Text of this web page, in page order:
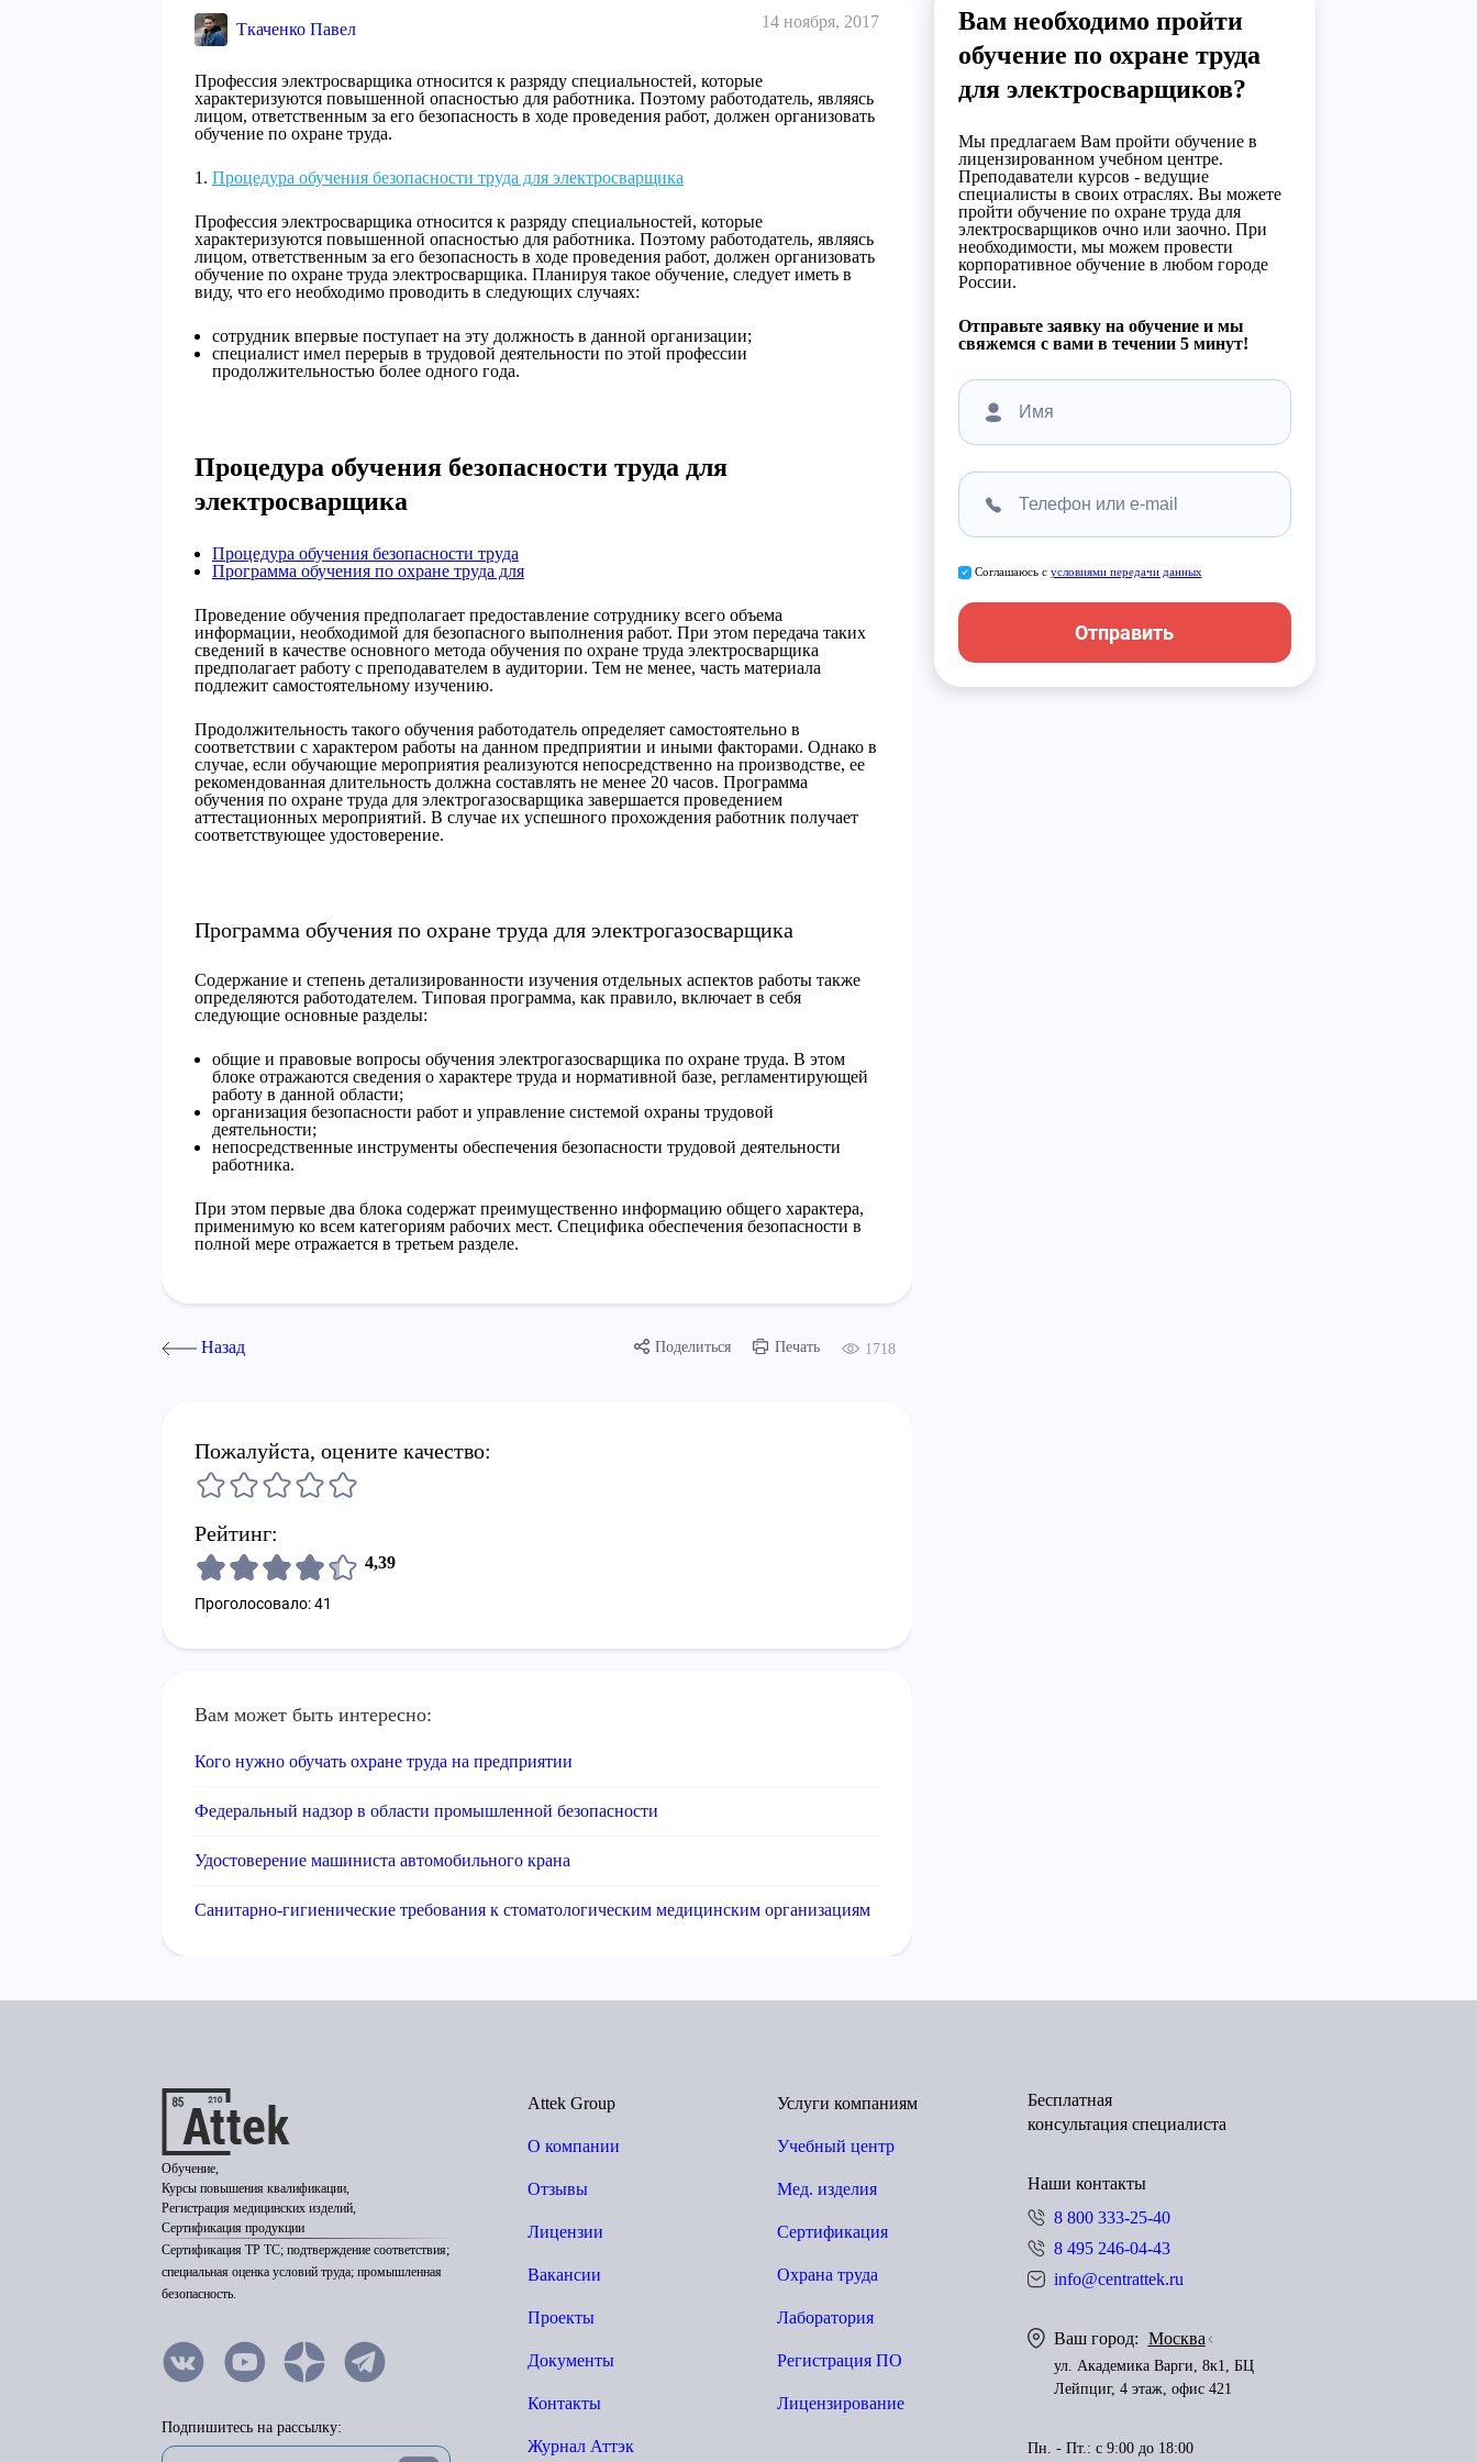
Ткаченко Павел 14 ноября, 2017
Профессия электросварщика относится к разряду специальностей, которые
характеризуются повышенной опасностью для работника. Поэтому работодатель, являясь
лицом, ответственным за его безопасность в ходе проведения работ, должен организовать
обучение по охране труда.
Процедура обучения безопасности труда для электросварщика
Профессия электросварщика относится к разряду специальностей, которые
характеризуются повышенной опасностью для работника. Поэтому работодатель, являясь
лицом, ответственным за его безопасность в ходе проведения работ, должен организовать
обучение по охране труда электросварщика. Планируя такое обучение, следует иметь в
виду, что его необходимо проводить в следующих случаях:
сотрудник впервые поступает на эту должность в данной организации;
специалист имел перерыв в трудовой деятельности по этой профессии
продолжительностью более одного года.
Процедура обучения безопасности труда для
электросварщика
Процедура обучения безопасности труда
Программа обучения по охране труда для
Проведение обучения предполагает предоставление сотруднику всего объема
информации, необходимой для безопасного выполнения работ. При этом передача таких
сведений в качестве основного метода обучения по охране труда электросварщика
предполагает работу с преподавателем в аудитории. Тем не менее, часть материала
подлежит самостоятельному изучению.
Продолжительность такого обучения работодатель определяет самостоятельно в
соответствии с характером работы на данном предприятии и иными факторами. Однако в
случае, если обучающие мероприятия реализуются непосредственно на производстве, ее
рекомендованная длительность должна составлять не менее 20 часов. Программа
обучения по охране труда для электрогазосварщика завершается проведением
аттестационных мероприятий. В случае их успешного прохождения работник получает
соответствующее удостоверение.
Программа обучения по охране труда для электрогазосварщика
Содержание и степень детализированности изучения отдельных аспектов работы также
определяются работодателем. Типовая программа, как правило, включает в себя
следующие основные разделы:
общие и правовые вопросы обучения электрогазосварщика по охране труда. В этом
блоке отражаются сведения о характере труда и нормативной базе, регламентирующей
работу в данной области;
организация безопасности работ и управление системой охраны трудовой
деятельности;
непосредственные инструменты обеспечения безопасности трудовой деятельности
работника.
При этом первые два блока содержат преимущественно информацию общего характера,
применимую ко всем категориям рабочих мест. Специфика обеспечения безопасности в
полной мере отражается в третьем разделе.
Назад Поделиться Печать 1718
Пожалуйста, оцените качество:
Рейтинг:
4,39
Проголосовало: 41
Вам может быть интересно:
Кого нужно обучать охране труда на предприятии
Федеральный надзор в области промышленной безопасности
Удостоверение машиниста автомобильного крана
Санитарно-гигиенические требования к стоматологическим медицинским организациям
Вам необходимо пройти
обучение по охране труда
для электросварщиков?
Мы предлагаем Вам пройти обучение в
лицензированном учебном центре.
Преподаватели курсов - ведущие
специалисты в своих отраслях. Вы можете
пройти обучение по охране труда для
электросварщиков очно или заочно. При
необходимости, мы можем провести
корпоративное обучение в любом городе
России.
Отправьте заявку на обучение и мы
свяжемся с вами в течении 5 минут!
Соглашаюсь с условиями передачи данных
Отправить
Обучение,
Курсы повышения квалификации,
Регистрация медицинских изделий,
Сертификация продукции
Сертификация ТР ТС; подтверждение соответствия;
специальная оценка условий труда; промышленная
безопасность.
Подпишитесь на рассылку:
Attek Group
О компании
Отзывы
Лицензии
Вакансии
Проекты
Документы
Контакты
Журнал Аттэк
Услуги компаниям
Учебный центр
Мед. изделия
Сертификация
Охрана труда
Лаборатория
Регистрация ПО
Лицензирование
Бесплатная
консультация специалиста
Наши контакты
8 800 333-25-40
8 495 246-04-43
info@centrattek.ru
Ваш город: Москва
ул. Академика Варги, 8к1, БЦ
Лейпциг, 4 этаж, офис 421
Пн. - Пт.: с 9:00 до 18:00